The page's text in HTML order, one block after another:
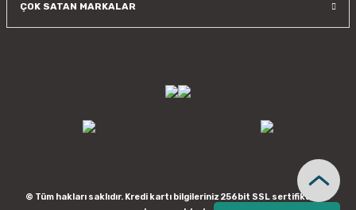
ÇOK SATAN MARKALAR
© Tüm hakları saklıdır. Kredi kartı bilgileriniz 256bit SSL sertifikası ile